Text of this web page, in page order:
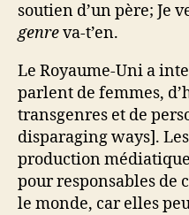
soutien d’un père; Je
genreva-t’en.
Le Royaume-Uni a
parlent de femmes,
transgenres et de
disparaging ways].
production
pour responsables de
le monde, car elles